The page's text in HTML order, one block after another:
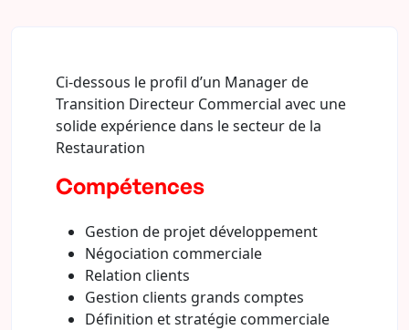
Ci-dessous le profil d’un Manager de
Transition Directeur Commercial avec une
solide expérience dans le secteur de la
Restauration
Compétences
Gestion de projet développement
Négociation commerciale
Relation clients
Gestion clients grands comptes
Définition et stratégie commerciale